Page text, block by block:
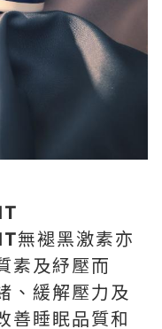
無褪黑激素亦
素及紓壓而
、緩解壓力及
善睡眠品質和